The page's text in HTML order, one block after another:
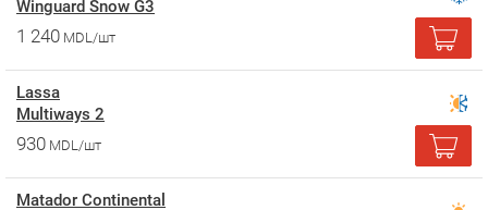
Winguard Snow G3
1 240 MDL/шт
Lassa
Multiways 2
930 MDL/шт
Matador Continental